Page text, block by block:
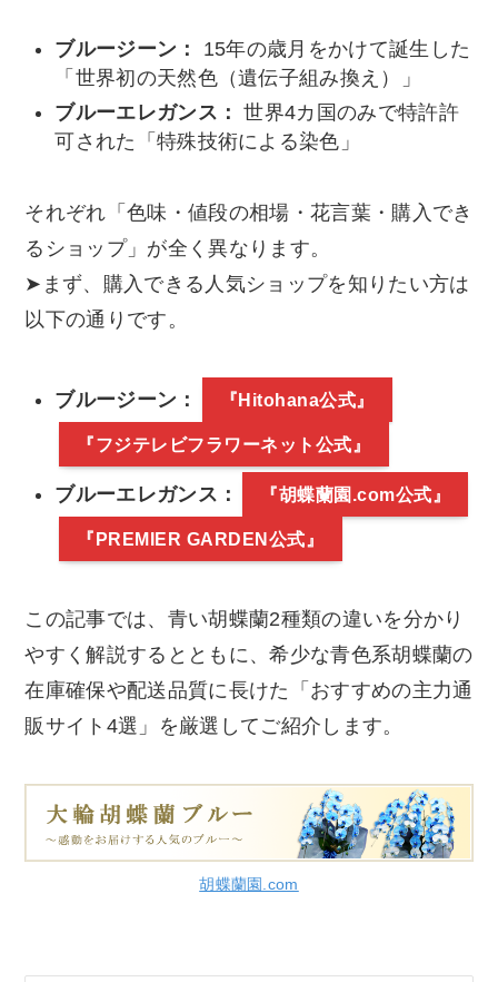
ブルージーン：
15年の歳月をかけて誕生した
「世界初の天然色（遺伝子組み換え）」
ブルーエレガンス： 世界4カ国のみで特許許
可された「特殊技術による染色」
それぞれ「色味・値段の相場・花言葉・購入でき
るショップ」が全く異なります。
➤まず、購入できる人気ショップを知りたい方は
以下の通りです。
ブルージーン： 『Hitohana公式』
『フジテレビフラワーネット公式』
ブルーエレガンス： 『胡蝶蘭園.com公式』
『PREMIER GARDEN公式』
この記事では、青い胡蝶蘭2種類の違いを分かり
やすく解説するとともに、希少な青色系胡蝶蘭の
在庫確保や配送品質に長けた「おすすめの主力通
販サイト4選」を厳選してご紹介します。
胡蝶蘭園.com